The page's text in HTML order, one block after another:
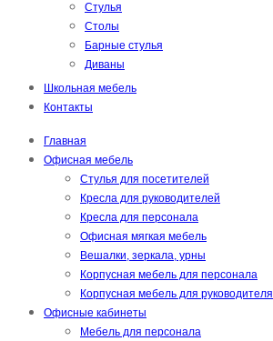
Стулья
Столы
Барные стулья
Диваны
Школьная мебель
Контакты
Главная
Офисная мебель
Стулья для посетителей
Кресла для руководителей
Кресла для персонала
Офисная мягкая мебель
Вешалки, зеркала, урны
Корпусная мебель для персонала
Корпусная мебель для руководителя
Офисные кабинеты
Мебель для персонала